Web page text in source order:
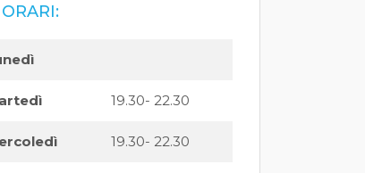
ORARI:
19.30- 22.30
19.30- 22.30